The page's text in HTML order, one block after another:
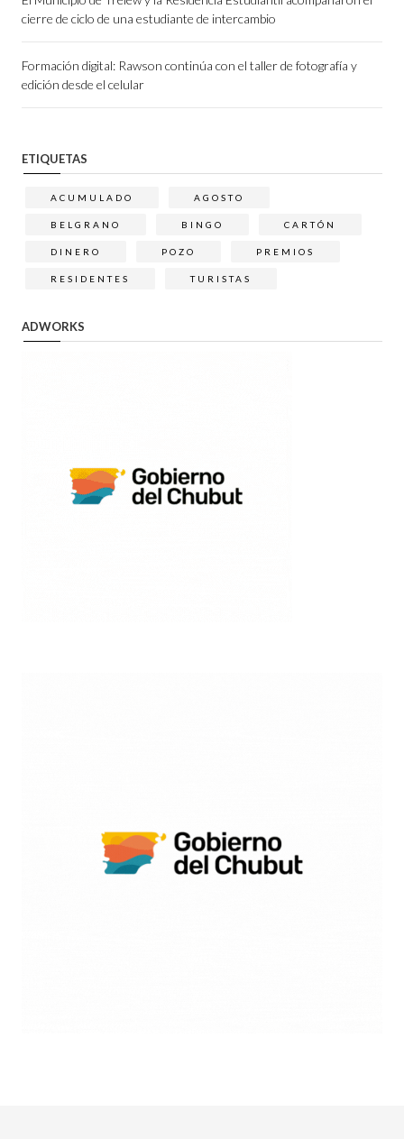
cierre de ciclo de una estudiante de intercambio
Formación digital: Rawson continúa con el taller de fotografía y
edición desde el celular
ETIQUETAS
ACUMULADO AGOSTO
BELGRANO BINGO CARTÓN
DINERO POZO PREMIOS
RESIDENTES TURISTAS
ADWORKS